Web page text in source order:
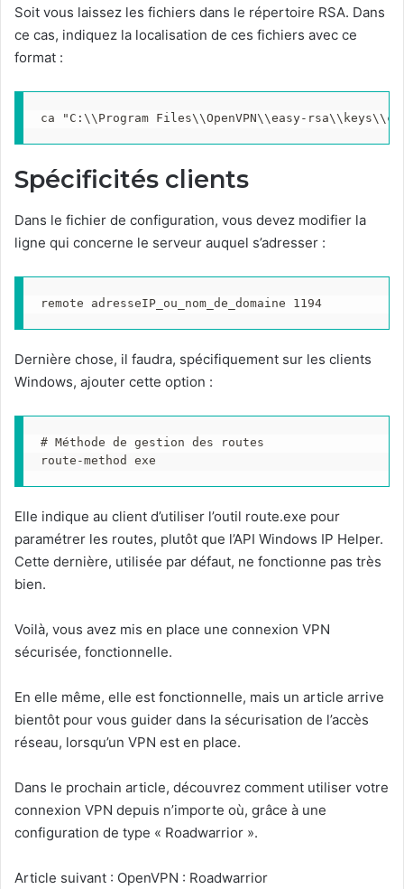
Soit vous laissez les fichiers dans le répertoire RSA. Dans
ce cas, indiquez la localisation de ces fichiers avec ce
format :
ca "C:\\Program Files\\OpenVPN\\easy-
Spécificités clients
Dans le fichier de configuration, vous devez modifier la
ligne qui concerne le serveur auquel s’adresser :
remote adresseIP_ou_nom_de_domaine 1194
Dernière chose, il faudra, spécifiquement sur les clients
Windows, ajouter cette option :
# Méthode de gestion des routes
Elle indique au client d’utiliser l’outil route.exe pour
paramétrer les routes, plutôt que l’API Windows IP Helper.
Cette dernière, utilisée par défaut, ne fonctionne pas très
bien.
Voilà, vous avez mis en place une connexion VPN
sécurisée, fonctionnelle.
En elle même, elle est fonctionnelle, mais un article arrive
bientôt pour vous guider dans la sécurisation de l’accès
réseau, lorsqu’un VPN est en place.
Dans le prochain article, découvrez comment utiliser votre
connexion VPN depuis n’importe où, grâce à une
configuration de type « Roadwarrior ».
Article suivant : OpenVPN : Roadwarrior